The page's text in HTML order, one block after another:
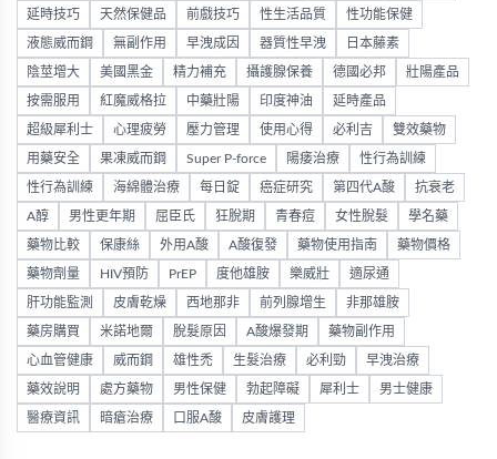
延時技巧 天然保健品 前戲技巧 性生活品質 性功能保健
液態威而鋼 無副作用 早洩成因 器質性早洩 日本藤素
陰莖增大 美國黑金 精力補充 攝護腺保養 德國必邦 壯陽產品
按需服用 紅魔威格拉 中藥壯陽 印度神油 延時產品
超級犀利士 心理疲勞 壓力管理 使用心得 必利吉 雙效藥物
用藥安全 果凍威而鋼 Super P-force 陽痿治療 性行為訓練
性行為訓練 海綿體治療 每日錠 癌症研究 第四代A酸 抗衰老
A醇 男性更年期 屈臣氏 狂脫期 青春痘 女性脫髮 學名藥
藥物比較 保康絲 外用A酸 A酸復發 藥物使用指南 藥物價格
藥物劑量 HIV預防 PrEP 度他雄胺 樂威壯 適尿通
肝功能監測 皮膚乾燥 西地那非 前列腺增生 非那雄胺
藥房購買 米諾地爾 脫髮原因 A酸爆發期 藥物副作用
心血管健康 威而鋼 雄性禿 生髮治療 必利勁 早洩治療
藥效說明 處方藥物 男性保健 勃起障礙 犀利士 男士健康
醫療資訊 暗瘡治療 口服A酸 皮膚護理